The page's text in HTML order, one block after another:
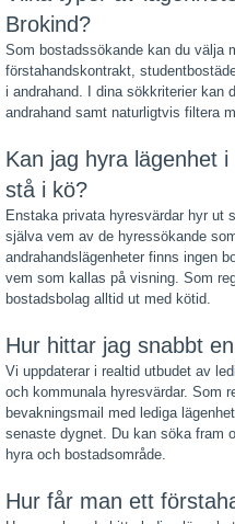
Brokind?
Som bostadssökande kan du välja
förstahandskontrakt,
i andrahand. I dina sökkriterier kan
andrahand samt naturligtvis filtera
Kan jag hyra lägenhet
stå i kö?
Enstaka privata hyresvärdar hyr ut
själva vem av de hyressökande
andrahandslägenheter finns ingen
vem som kallas på visning. Som
bostadsbolag alltid ut med kötid.
Hur hittar jag snabbt
Vi uppdaterar i realtid utbudet av
och kommunala hyresvärdar. Som
bevakningsmail med lediga
senaste dygnet. Du kan söka fram
hyra och bostadsområde.
Hur får man ett